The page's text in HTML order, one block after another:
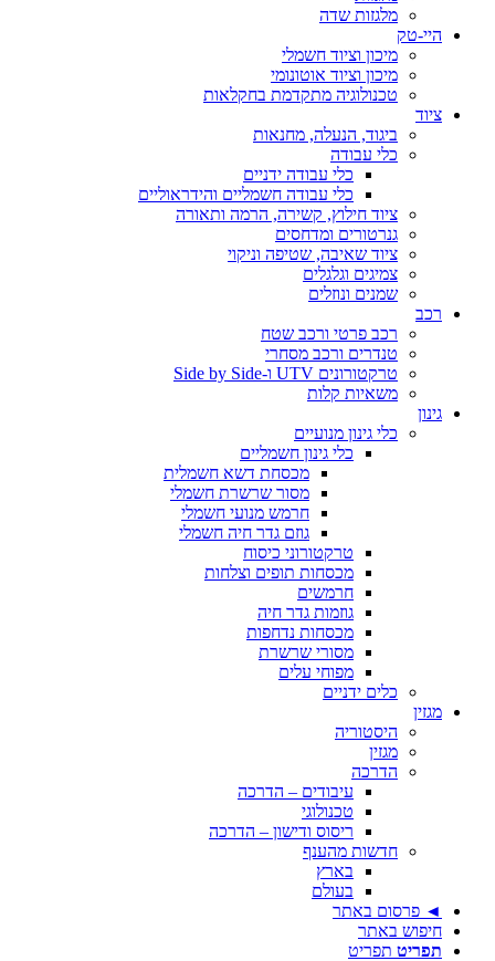
מלגזות שדה
היי-טק
מיכון וציוד חשמלי
מיכון וציוד אוטונומי
טכנולוגיה מתקדמת בחקלאות
ציוד
ביגוד, הנעלה, מחנאות
כלי עבודה
כלי עבודה ידניים
כלי עבודה חשמליים והידראוליים
ציוד חילוץ, קשירה, הרמה ותאורה
גנרטורים ומדחסים
ציוד שאיבה, שטיפה וניקוי
צמיגים וגלגלים
שמנים ונוזלים
רכב
רכב פרטי ורכב שטח
טנדרים ורכב מסחרי
טרקטורונים UTV ו-Side by Side
משאיות קלות
גינון
כלי גינון מנועיים
כלי גינון חשמליים
מכסחת דשא חשמלית
מסור שרשרת חשמלי
חרמש מנועי חשמלי
גוזם גדר חיה חשמלי
טרקטורוני כיסוח
מכסחות תופים וצלחות
חרמשים
גוזמות גדר חיה
מכסחות נדחפות
מסורי שרשרת
מפוחי עלים
כלים ידניים
מגזין
היסטוריה
מגזין
הדרכה
עיבודים – הדרכה
טכנולוגי
ריסוס ודישון – הדרכה
חדשות מהענף
בארץ
בעולם
◄ פרסום באתר
חיפוש באתר
תפריט תפריט